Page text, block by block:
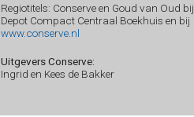
Regiotitels: Conserve en Goud van Oud bij
Depot Compact Centraal Boekhuis en bij
www.conserve.nl
Uitgevers Conserve:
Ingrid en Kees de Bakker